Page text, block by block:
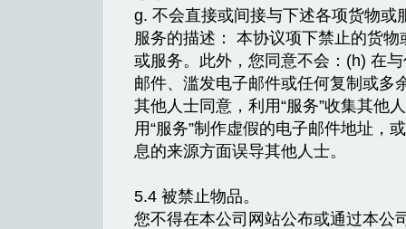
g. 不会直接或间接与下述各项货物或
服务的描述： 本协议项下禁止的货
或服务。此外，您同意不会：(h) 在
邮件、滥发电子邮件或任何复制或多
其他人士同意，利用“服务”收集其他
用“服务”制作虚假的电子邮件地址，
息的来源方面误导其他人士。
5.4 被禁止物品。
您不得在本公司网站公布或通过本公